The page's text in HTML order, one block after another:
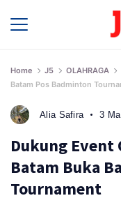
Home J5 OLAHRAGA
Batam Pos Badminton
Alia Safira 3
Dukung Event
Batam Buka
Tournament